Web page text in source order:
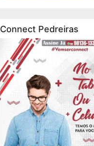
Connect Pedreiras